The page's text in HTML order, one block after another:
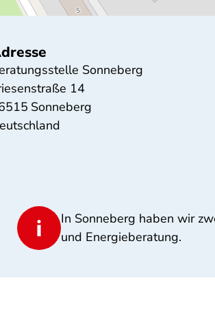
Sonneberg
14
Sonneberg
In Sonneberg haben wir
und Energieberatung.